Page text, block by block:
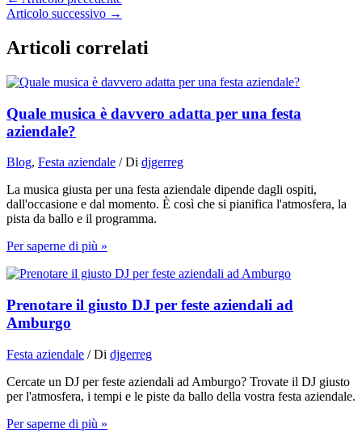
Articolo successivo →
Articoli correlati
Quale musica è davvero adatta per una festa
aziendale?
Blog, Festa aziendale / Di djgerreg
La musica giusta per una festa aziendale dipende dagli ospiti,
dall'occasione e dal momento. È così che si pianifica l'atmosfera, la
pista da ballo e il programma.
Per saperne di più »
Prenotare il giusto DJ per feste aziendali ad
Amburgo
Festa aziendale / Di djgerreg
Cercate un DJ per feste aziendali ad Amburgo? Trovate il DJ giusto
per l'atmosfera, i tempi e le piste da ballo della vostra festa aziendale.
Per saperne di più »